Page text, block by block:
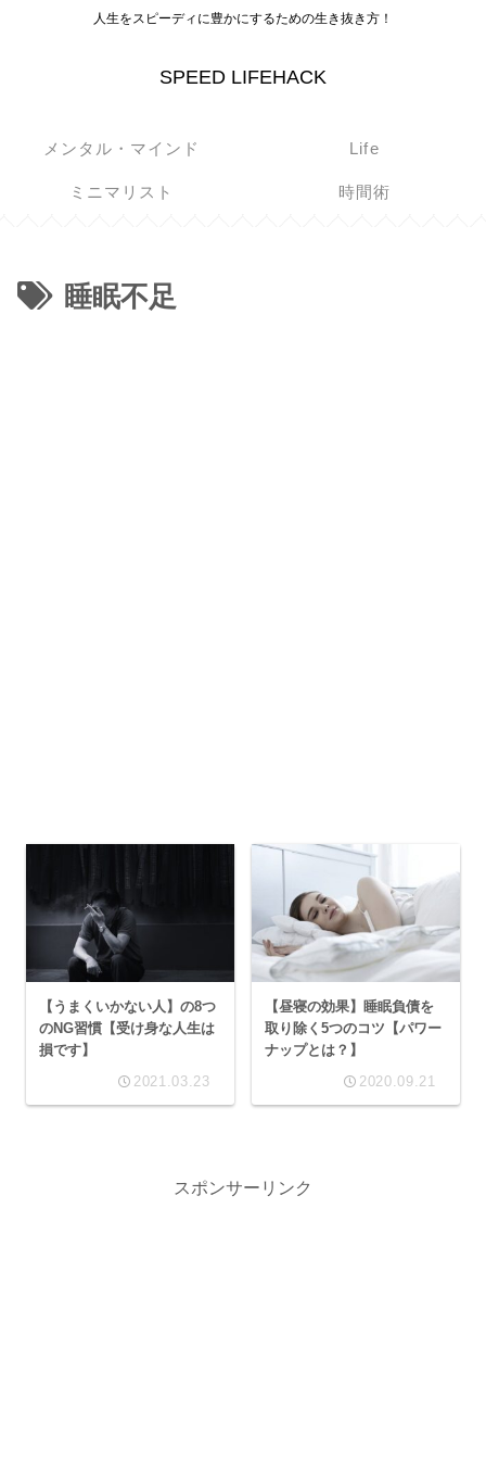
人生をスピーディに豊かにするための生き抜き方！
SPEED LIFEHACK
メンタル・マインド Life
ミニマリスト 時間術
睡眠不足
【うまくいかない人】の8つ
のNG習慣【受け身な人生は
損です】
2021.03.23
【昼寝の効果】睡眠負債を
取り除く5つのコツ【パワー
ナップとは？】
2020.09.21
スポンサーリンク